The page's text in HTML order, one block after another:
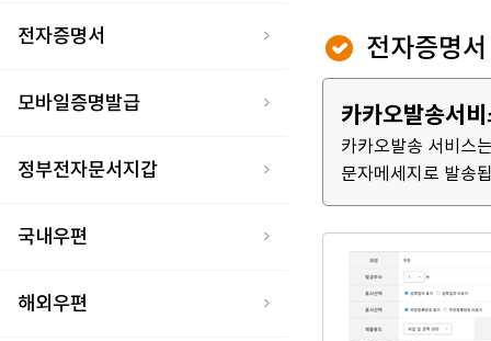
전자증명서
모바일증명발급
정부전자문서지갑
국내우편
해외우편
전자증명
카카오발송서
카카오발송 서비스
문자메세지로 발송